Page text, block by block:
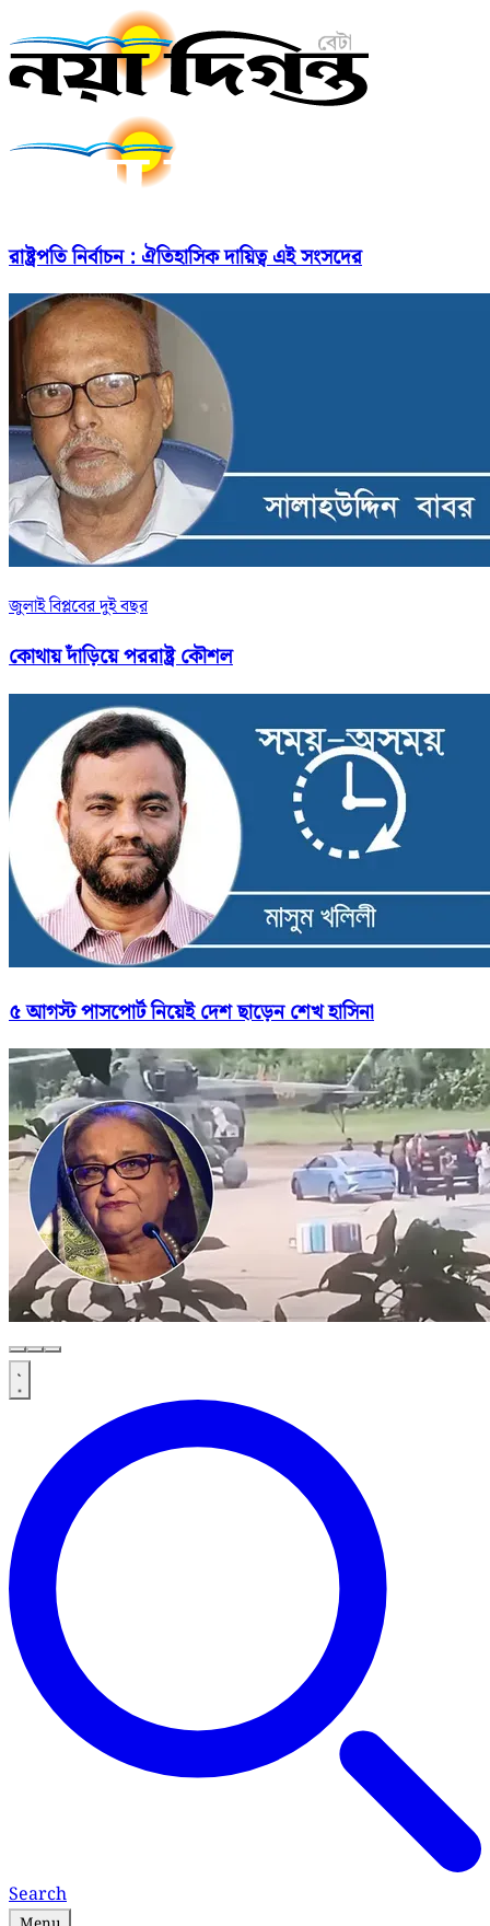
রাষ্ট্রপতি নির্বাচন : ঐতিহাসিক দায়িত্ব এই সংসদের
জুলাই বিপ্লবের দুই বছর
কোথায় দাঁড়িয়ে পররাষ্ট্র কৌশল
৫ আগস্ট পাসপোর্ট নিয়েই দেশ ছাড়েন শেখ হাসিনা
Search